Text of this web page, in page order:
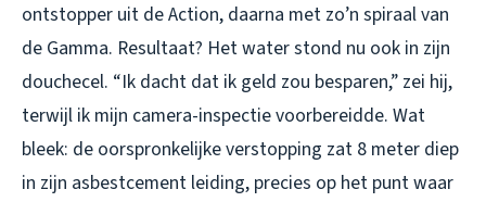
ontstopper uit de Action, daarna met zo’n spiraal van
de Gamma. Resultaat? Het water stond nu ook in zijn
douchecel. “Ik dacht dat ik geld zou besparen,” zei hij,
terwijl ik mijn camera-inspectie voorbereidde. Wat
bleek: de oorspronkelijke verstopping zat 8 meter diep
in zijn asbestcement leiding, precies op het punt waar